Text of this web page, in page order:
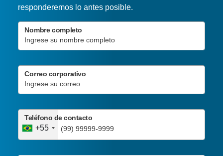
responderemos lo antes posible.
Nombre completo
Correo corporativo
+55
Teléfono de contacto